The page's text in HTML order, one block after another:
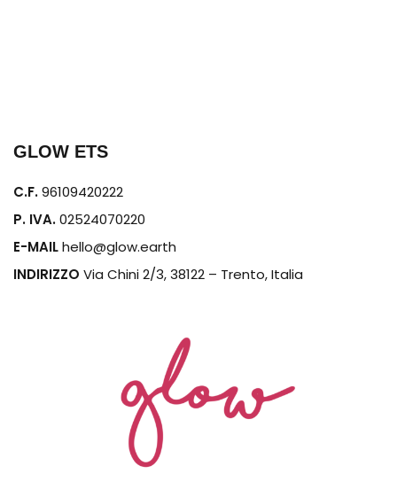
GLOW ETS
C.F.96109420222
P. IVA.02524070220
E-MAILhello@glow.earth
INDIRIZZO Via Chini 2/3, 38122 – Trento, Italia